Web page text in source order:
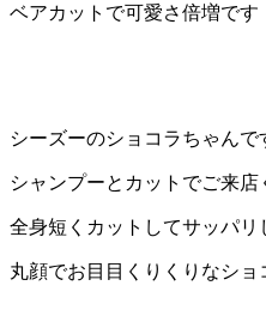
福
店）
｜
ペ
ッ
ベアカットで可愛さ倍増です
シーズーのショコラちゃんで
シャンプーとカットでご来店
全身短くカットしてサッパリ
丸顔でお目目くりくりなショ